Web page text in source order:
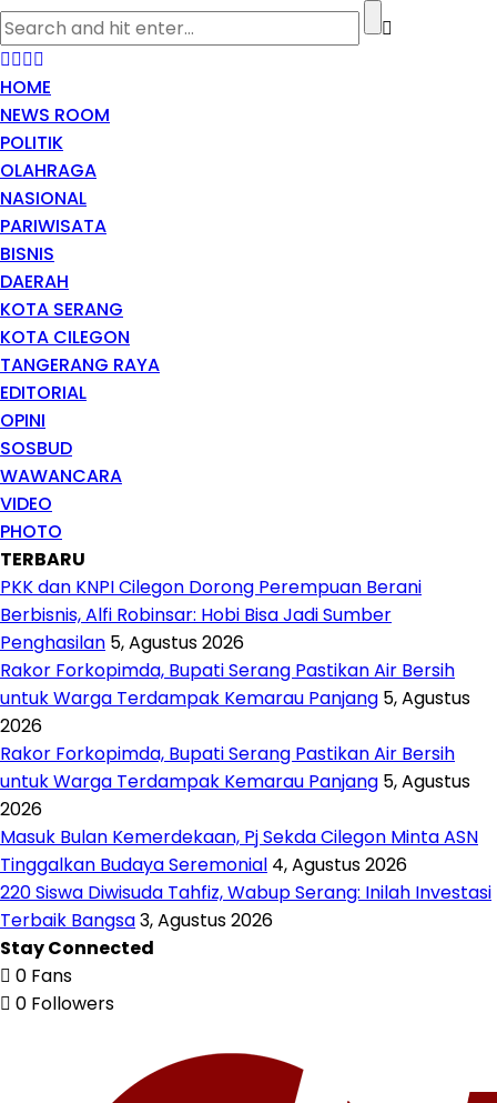
HOME
NEWS ROOM
POLITIK
OLAHRAGA
NASIONAL
PARIWISATA
BISNIS
DAERAH
KOTA SERANG
KOTA CILEGON
TANGERANG RAYA
EDITORIAL
OPINI
SOSBUD
WAWANCARA
VIDEO
PHOTO
TERBARU
PKK dan KNPI Cilegon Dorong Perempuan Berani
Berbisnis, Alfi Robinsar: Hobi Bisa Jadi Sumber
Penghasilan 5, Agustus 2026
Rakor Forkopimda, Bupati Serang Pastikan Air Bersih
untuk Warga Terdampak Kemarau Panjang 5, Agustus
2026
Rakor Forkopimda, Bupati Serang Pastikan Air Bersih
untuk Warga Terdampak Kemarau Panjang 5, Agustus
2026
Masuk Bulan Kemerdekaan, Pj Sekda Cilegon Minta ASN
Tinggalkan Budaya Seremonial 4, Agustus 2026
220 Siswa Diwisuda Tahfiz, Wabup Serang: Inilah Investasi
Terbaik Bangsa3, Agustus 2026
Stay Connected
0 Fans
0 Followers